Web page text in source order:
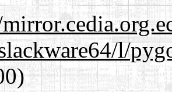
l/